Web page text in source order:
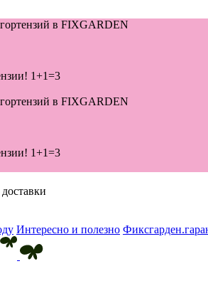
в FIXGARDEN
1+1=3
в FIXGARDEN
1+1=3
Интересно и полезно